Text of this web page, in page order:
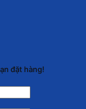
đặt hàng!